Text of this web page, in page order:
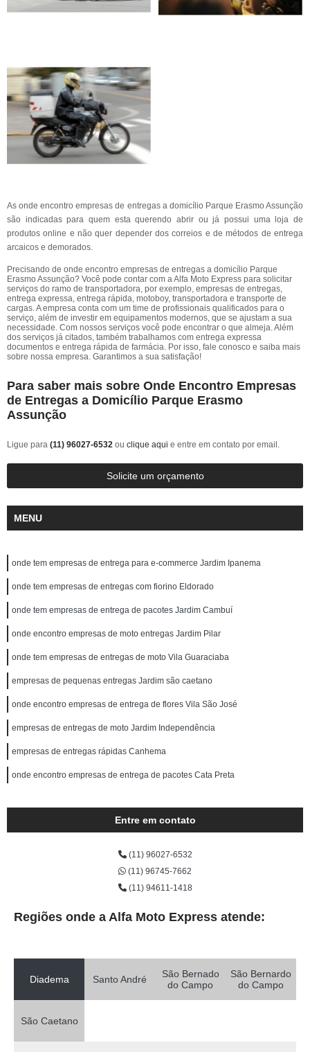
As onde encontro empresas de entregas a domicílio Parque Erasmo Assunção
são indicadas para quem esta querendo abrir ou já possui uma loja de
produtos online e não quer depender dos correios e de métodos de entrega
arcaicos e demorados.
Precisando de onde encontro empresas de entregas a domicílio Parque
Erasmo Assunção? Você pode contar com a Alfa Moto Express para solicitar
serviços do ramo de transportadora, por exemplo, empresas de entregas,
entrega expressa, entrega rápida, motoboy, transportadora e transporte de
cargas. A empresa conta com um time de profissionais qualificados para o
serviço, além de investir em equipamentos modernos, que se ajustam a sua
necessidade. Com nossos serviços você pode encontrar o que almeja. Além
dos serviços já citados, também trabalhamos com entrega expressa
documentos e entrega rápida de farmácia. Por isso, fale conosco e saiba mais
sobre nossa empresa. Garantimos a sua satisfação!
Para saber mais sobre Onde Encontro Empresas
de Entregas a Domicílio Parque Erasmo
Assunção
Ligue para (11) 96027-6532 ou clique aqui e entre em contato por email.
Solicite um orçamento
MENU
onde tem empresas de entrega para e-commerce Jardim Ipanema
onde tem empresas de entregas com fiorino Eldorado
onde tem empresas de entrega de pacotes Jardim Cambuí
onde encontro empresas de moto entregas Jardim Pilar
onde tem empresas de entregas de moto Vila Guaraciaba
empresas de pequenas entregas Jardim são caetano
onde encontro empresas de entrega de flores Vila São José
empresas de entregas de moto Jardim Independência
empresas de entregas rápidas Canhema
onde encontro empresas de entrega de pacotes Cata Preta
Entre em contato
(11) 96027-6532
(11) 96745-7662
(11) 94611-1418
Regiões onde a Alfa Moto Express atende:
Diadema Santo André
São Bernado
do Campo
São Bernardo
do Campo
São Caetano